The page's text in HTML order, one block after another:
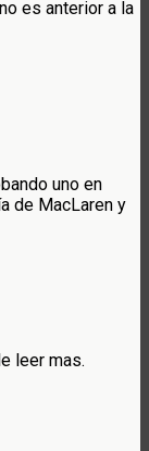
es anterior a la
uno en
de MacLaren y
leer mas.